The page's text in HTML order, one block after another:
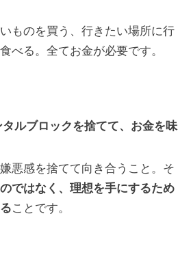
ものを買う、行きたい場所に行
べる。全てお金が必要です。
ルブロックを捨てて、お金を味
悪感を捨てて向き合うこと。そ
ではなく、理想を手にするため
ことです。